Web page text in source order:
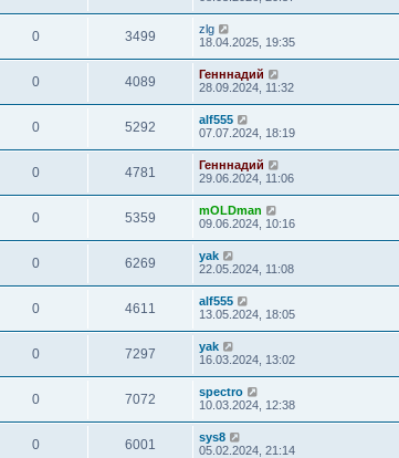
0 3499
zlg
18.04.2025, 19:35
0 4089
Генннадий
28.09.2024, 11:32
0 5292
alf555
07.07.2024, 18:19
0 4781
Генннадий
29.06.2024, 11:06
0 5359
mOLDman
09.06.2024, 10:16
0 6269
yak
22.05.2024, 11:08
0 4611
alf555
13.05.2024, 18:05
0 7297
yak
16.03.2024, 13:02
0 7072
spectro
10.03.2024, 12:38
0 6001
sys8
05.02.2024, 21:14